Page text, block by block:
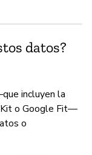
datos?
incluyen la
o Google Fit—
o